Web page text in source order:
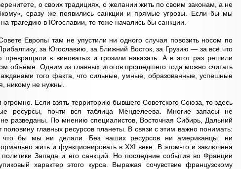
о своих традициях, о желании жить по своим законам, а не
сразу же появились санкции и прямые угрозы. Если бы мы
трагедию в Югославии, то тоже начались бы санкции.
Европы там не упустили ни одного случая повозить носом по
за Югославию, за Ближний Восток, за Грузию — за всё что
превращали в виноватых и грозили наказать. А в этот раз решили
объёме. Одним из главных итогов прошедшего года можно считать
того факта, что сильные, умные, образованные, успешные
никому не нужны.
огромно. Если взять территорию бывшего Советского Союза, то здесь
ресурсы, почти вся таблица Менделеева. Многие запасы не
разведаны. По мнению специалистов, Восточная Сибирь, Дальний
половину главных ресурсов планеты. В связи с этим важно понимать:
что бы мы ни делали. Без наших ресурсов ни американцы, ни
жить и функционировать в XXI веке. В этом-то и заключена
Запада и его санкций. Но последние события во Франции
характер этого курса. Выражая сочувствие французскому